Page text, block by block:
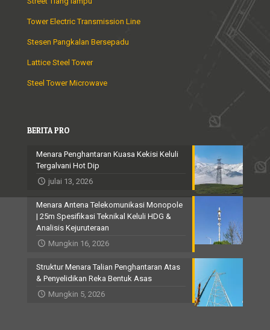
Tower Electric Transmission Line
Stesen Pangkalan Bersepadu
Lattice Steel Tower
Steel Tower Microwave
BERITA PRO
Menara Penghantaran Kuasa Kekisi Keluli
Tergalvani Hot Dip
julai 13, 2026
Menara Antena Telekomunikasi Monopole
| 25m Spesifikasi Teknikal Keluli HDG &
Analisis Kejuruteraan
Mungkin 16, 2026
Struktur Menara Talian Penghantaran Atas
& Penyelidikan Reka Bentuk Asas
Mungkin 5, 2026